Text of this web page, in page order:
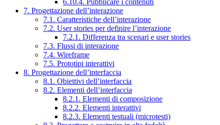
6.10.4. Pubblicare i contenuti
7. Progettazione dell’interazione
7.1. Caratteristiche dell’interazione
7.2. User stories per definire l’interazione
7.2.1. Differenza tra scenari e user stories
7.3. Flussi di interazione
7.4. Wireframe
7.5. Prototipi interattivi
8. Progettazione dell’interfaccia
8.1. Obiettivi dell’interfaccia
8.2. Elementi dell’interfaccia
8.2.1. Elementi di composizione
8.2.2. Elementi interattivi
8.2.3. Elementi testuali (microtesti)